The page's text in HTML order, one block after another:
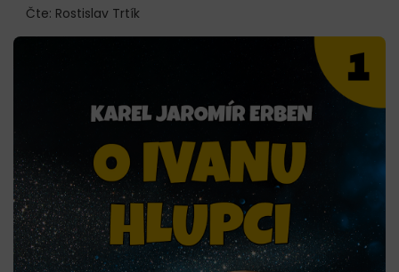
Čte: Rostislav Trtík